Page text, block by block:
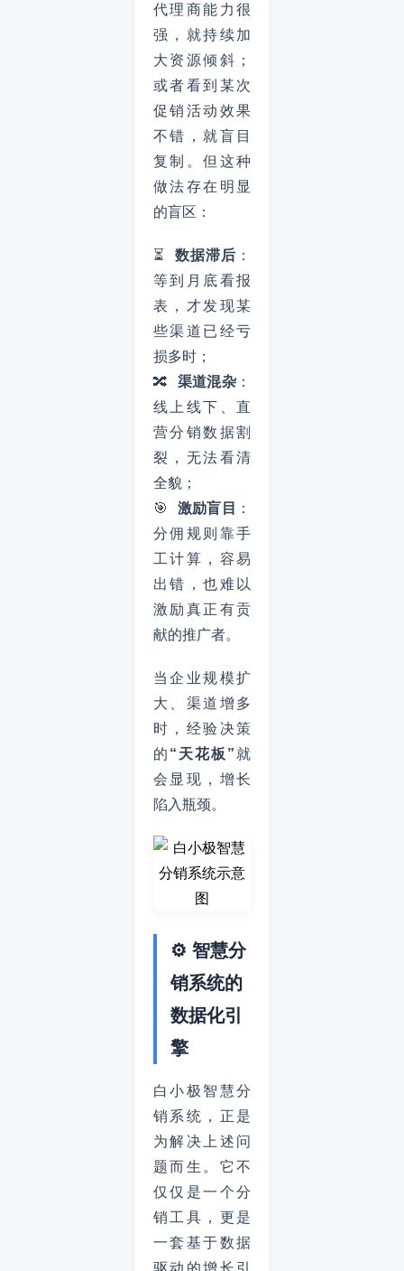
代理商能力很
强，就持续加
大资源倾斜；
或者看到某次
促销活动效果
不错，就盲目
复制。但这种
做法存在明显
的盲区：
⏳ 数据滞后 ：
等到月底看报
表，才发现某
些渠道已经亏
损多时；
🔀
渠道混杂 ：
线上线下、直
营分销数据割
裂，无法看清
全貌；
🎯
激励盲目
：
分佣规则靠手
工计算，容易
出错，也难以
激励真正有贡
献的推广者。
当企业规模扩
大、渠道增多
时，经验决策
的 “天花板” 就
会显现，增长
陷入瓶颈。
⚙️ 智慧分
销系统的
数据化引
擎
白小极智慧分
销系统，正是
为解决上述问
题而生。它不
仅仅是一个分
销工具，更是
一套基于数据
驱动的增长引